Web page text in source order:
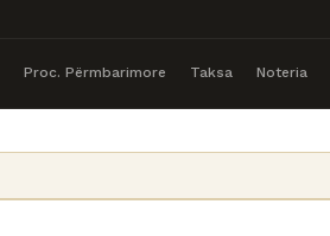
Proc. Përmbarimore Taksa Noteria